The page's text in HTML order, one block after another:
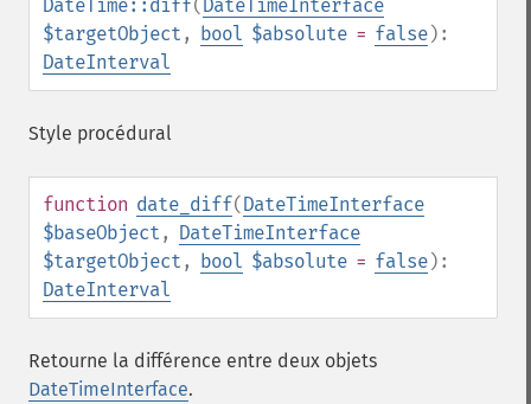
DateTime::diff(DateTimeInterface
$targetObject , bool $absolute = false):
DateInterval
Style procédural
function date_diff(DateTimeInterface
$baseObject , DateTimeInterface
$targetObject , bool $absolute = false):
DateInterval
Retourne la différence entre deux objets
DateTimeInterface.